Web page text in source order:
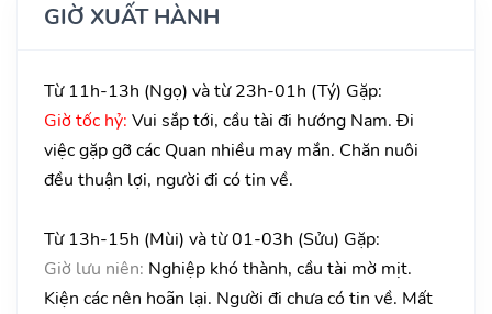
GIỜ XUẤT HÀNH
Từ 11h-13h (Ngọ) và từ 23h-01h (Tý) Gặp:
Giờ tốc hỷ: Vui sắp tới, cầu tài đi hướng Nam. Đi
việc gặp gỡ các Quan nhiều may mắn. Chăn nuôi
đều thuận lợi, người đi có tin về.
Từ 13h-15h (Mùi) và từ 01-03h (Sửu) Gặp:
Giờ lưu niên: Nghiệp khó thành, cầu tài mờ mịt.
Kiện các nên hoãn lại. Người đi chưa có tin về. Mất